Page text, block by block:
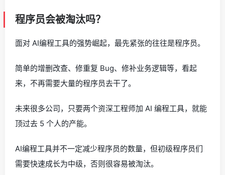
程序员会被淘汰吗？
面对 AI编程工具的强势崛起，最先紧张的往往是程序员。
简单的增删改查、修重复 Bug、修补业务逻辑等，看起
来，不再需要大量的程序员去干了。
未来很多公司，只要两个资深工程师加 AI 编程工具，就能
顶过去 5 个人的产能。
AI编程工具并不一定减少程序员的数量，但初级程序员们
需要快速成长为中级，否则很容易被淘汰。